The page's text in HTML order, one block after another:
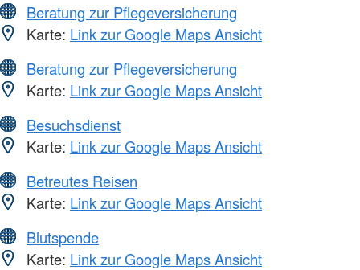
Beratung zur Pflegeversicherung
Karte: Link zur Google Maps Ansicht
Beratung zur Pflegeversicherung
Karte: Link zur Google Maps Ansicht
Besuchsdienst
Karte: Link zur Google Maps Ansicht
Betreutes Reisen
Karte: Link zur Google Maps Ansicht
Blutspende
Karte: Link zur Google Maps Ansicht